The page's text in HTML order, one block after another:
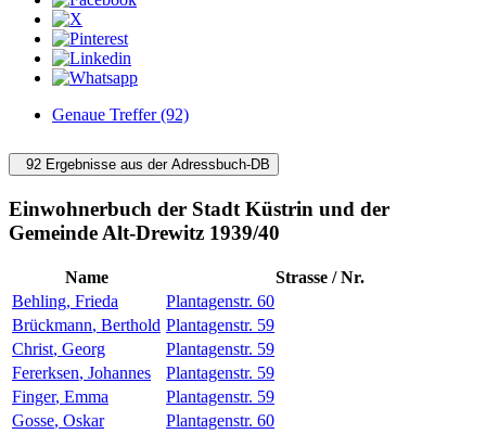
Genaue Treffer (92)
92 Ergebnisse aus der Adressbuch-DB
Einwohnerbuch der Stadt Küstrin und der
Gemeinde Alt-Drewitz 1939/40
Name
Strasse / Nr.
Behling, Frieda
Plantagenstr. 60
Brückmann, Berthold Plantagenstr. 59
Christ, Georg
Plantagenstr. 59
Fererksen, Johannes
Plantagenstr. 59
Finger, Emma
Plantagenstr. 59
Gosse, Oskar
Plantagenstr. 60